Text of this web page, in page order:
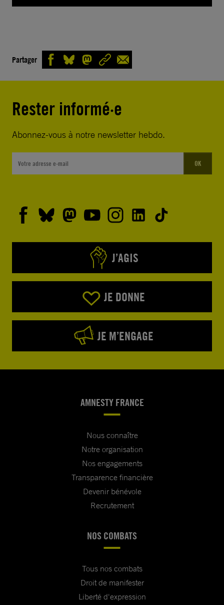
Partager
Rester informé·e
Abonnez-vous à notre newsletter hebdo.
OK
J’AGIS
JE DONNE
JE M’ENGAGE
AMNESTY FRANCE
Nous connaître
Notre organisation
Nos engagements
Transparence financière
Devenir bénévole
Recrutement
NOS COMBATS
Tous nos combats
Droit de manifester
Liberté d'expression